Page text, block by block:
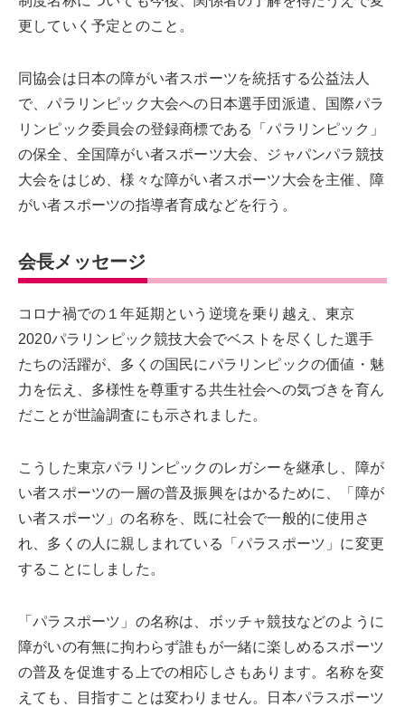
更していく予定とのこと。
同協会は日本の障がい者スポーツを統括する公益法人
で、パラリンピック大会への日本選手団派遣、国際パラ
リンピック委員会の登録商標である「パラリンピック」
の保全、全国障がい者スポーツ大会、ジャパンパラ競技
大会をはじめ、様々な障がい者スポーツ大会を主催、障
がい者スポーツの指導者育成などを行う。
会長メッセージ
コロナ禍での１年延期という逆境を乗り越え、東京
2020パラリンピック競技大会でベストを尽くした選手
たちの活躍が、多くの国民にパラリンピックの価値・魅
力を伝え、多様性を尊重する共生社会への気づきを育ん
だことが世論調査にも示されました。
こうした東京パラリンピックのレガシーを継承し、障が
い者スポーツの一層の普及振興をはかるために、「障が
い者スポーツ」の名称を、既に社会で一般的に使用さ
れ、多くの人に親しまれている「パラスポーツ」に変更
することにしました。
「パラスポーツ」の名称は、ボッチャ競技などのように
障がいの有無に拘わらず誰もが一緒に楽しめるスポーツ
の普及を促進する上での相応しさもあります。名称を変
えても、目指すことは変わりません。日本パラスポーツ